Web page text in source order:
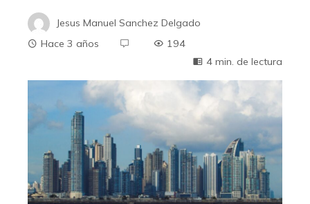
Jesus Manuel Sanchez Delgado
Hace 3 años
194
4 min. de lectura